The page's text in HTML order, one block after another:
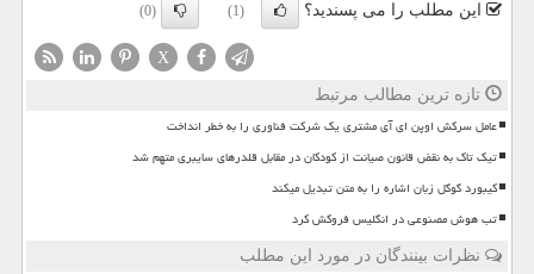
این مطلب را می پسندید؟ (1)
(0)
X
تازه ترین مطالب مرتبط
عامل سرکش اوپن ای آی مشتری یک شرکت فناوری را به خطر انداخت
تیک تاک به نقض قانون صیانت از کودکان در مقابل قلدرهای سایبری متهم شد
کیبورد گوگل زبان اشاره را به متن تبدیل میکند
تب هوش مصنوعی در انگلیس فروکش کرد
نظرات بینندگان در مورد این مطلب